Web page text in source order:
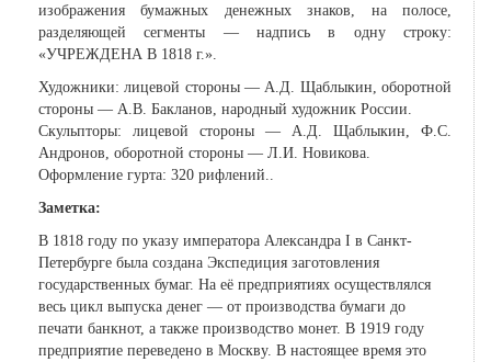
изображения бумажных денежных знаков, на полосе,
разделяющей сегменты — надпись в одну строку:
«УЧРЕЖДЕНА В 1818 г.».
Художники: лицевой стороны — А.Д. Щаблыкин, оборотной
стороны — А.В. Бакланов, народный художник России.
Скульпторы: лицевой стороны — А.Д. Щаблыкин, Ф.С.
Андронов, оборотной стороны — Л.И. Новикова.
Оформление гурта: 320 рифлений..
Заметка:
В 1818 году по указу императора Александра I в Санкт-
Петербурге была создана Экспедиция заготовления
государственных бумаг. На её предприятиях осуществлялся
весь цикл выпуска денег — от производства бумаги до
печати банкнот, а также производство монет. В 1919 году
предприятие переведено в Москву. В настоящее время это